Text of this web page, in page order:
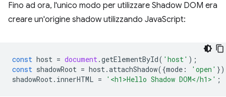
Fino ad ora, l'unico modo per utilizzare Shadow DOM era
creare un'origine shadow utilizzando JavaScript:
const host = document.getElementById( 'host' );
const shadowRoot = host.attachShadow({mode : 'open'
shadowRoot. innerHTML = '<h1>Hello Shadow DOM</h1>' ;